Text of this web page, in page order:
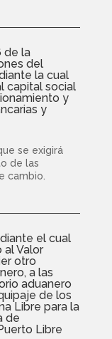
de la
del
la cual
capital social
y
y
se exigirá
de las
cambio.
el cual
Valor
otro
a las
aduanero
de los
Libre para la
de
Libre